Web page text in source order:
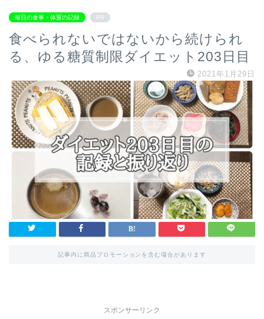
毎日の食事・体重の記録 PR
食べられないではないから続けられ
る、ゆる糖質制限ダイエット203日目
2021年1月29日
記事内に商品プロモーションを含む場合があります
スポンサーリンク